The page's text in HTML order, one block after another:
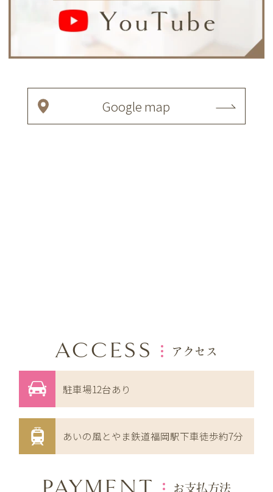
Google map
ACCESS アクセス
駐車場12台あり
あいの風とやま鉄道福岡駅下車徒歩約7分
お支払方法